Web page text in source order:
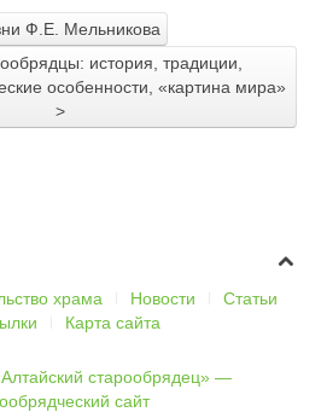
Ф.Е. Мельникова
история, традиции,
особенности, «картина мира»
>
храма Новости
Статьи
Карта сайта
старообрядец» —
сайт